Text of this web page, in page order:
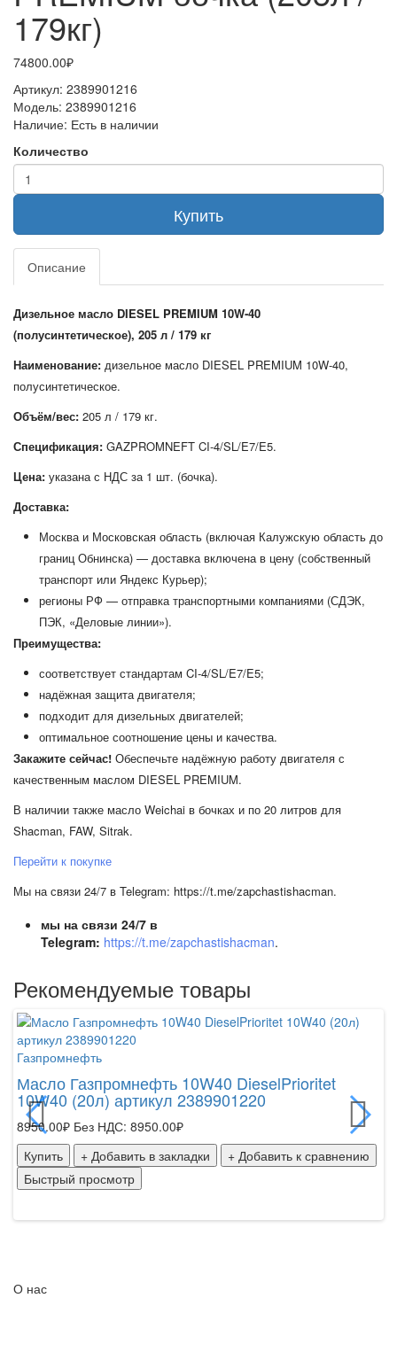
179кг)
74800.00₽
Артикул: 2389901216
Модель: 2389901216
Наличие: Есть в наличии
Количество
Купить
Описание
Дизельное масло DIESEL PREMIUM 10W‑40
(полусинтетическое), 205 л / 179 кг
Наименование: дизельное масло DIESEL PREMIUM 10W‑40,
полусинтетическое.
Объём/вес: 205 л / 179 кг.
Спецификация: GAZPROMNEFT CI‑4/SL/E7/E5.
Цена: указана с НДС за 1 шт. (бочка).
Доставка:
Москва и Московская область (включая Калужскую область до
границ Обнинска) — доставка включена в цену (собственный
транспорт или Яндекс Курьер);
регионы РФ — отправка транспортными компаниями (СДЭК,
ПЭК, «Деловые линии»).
Преимущества:
соответствует стандартам CI‑4/SL/E7/E5;
надёжная защита двигателя;
подходит для дизельных двигателей;
оптимальное соотношение цены и качества.
Закажите сейчас! Обеспечьте надёжную работу двигателя с
качественным маслом DIESEL PREMIUM.
В наличии также масло Weichai в бочках и по 20 литров для
Shacman, FAW, Sitrak.
Перейти к покупке
Мы на связи 24/7 в Telegram: https://t.me/zapchastishacman.
мы на связи 24/7 в
Telegram: https://t.me/zapchastishacman.
Рекомендуемые товары
Газпромнефть
Масло Газпромнефть 10W40 DieselPrioritet
10W40 (20л) артикул 2389901220
8950.00₽ Без НДС: 8950.00₽
Купить
+ Добавить в закладки
+ Добавить к сравнению
Быстрый просмотр
О нас